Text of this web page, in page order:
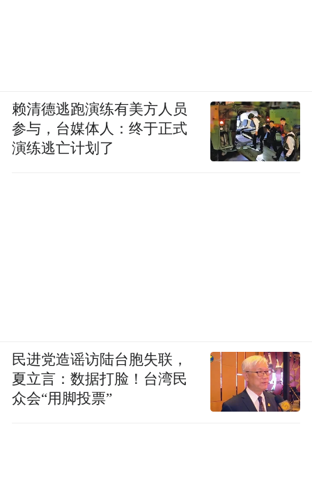
赖清德逃跑演练有美方人员
参与，台媒体人：终于正式
演练逃亡计划了
民进党造谣访陆台胞失联，
夏立言：数据打脸！台湾民
众会“用脚投票”